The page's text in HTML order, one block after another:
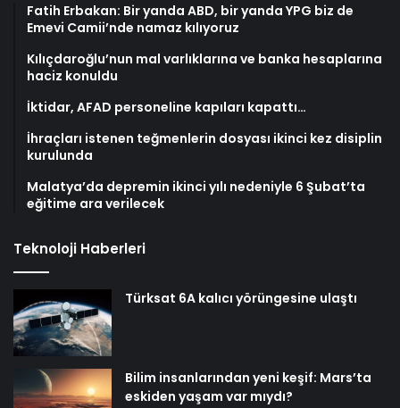
Fatih Erbakan: Bir yanda ABD, bir yanda YPG biz de
Emevi Camii’nde namaz kılıyoruz
Kılıçdaroğlu’nun mal varlıklarına ve banka hesaplarına
haciz konuldu
İktidar, AFAD personeline kapıları kapattı…
İhraçları istenen teğmenlerin dosyası ikinci kez disiplin
kurulunda
Malatya’da depremin ikinci yılı nedeniyle 6 Şubat’ta
eğitime ara verilecek
Teknoloji Haberleri
Türksat 6A kalıcı yörüngesine ulaştı
Bilim insanlarından yeni keşif: Mars’ta
eskiden yaşam var mıydı?